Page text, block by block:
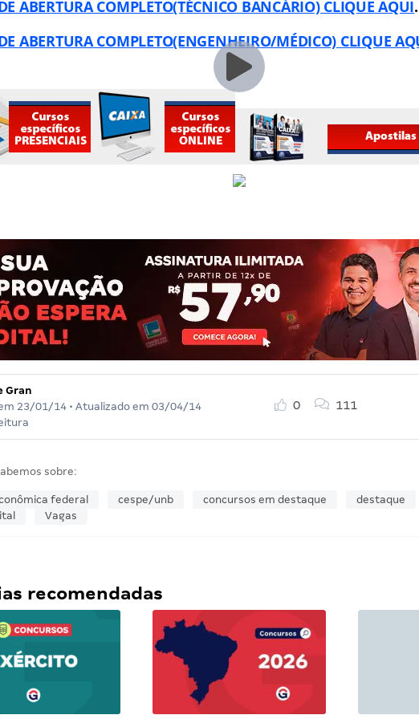
ABERTURA COMPLETO(TÉCNICO BANCÁRIO) CLIQUE AQUI.
ABERTURA COMPLETO(ENGENHEIRO/MÉDICO) CLIQUE
Gran
23/01/14• Atualizado em 03/04/14
0 111
sobre:
federal cespe/unb concursos em destaque
destaque
Vagas
recomendadas